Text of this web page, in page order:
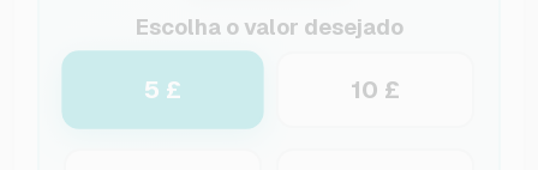
Escolha o valor desejado
5 £ 10 £